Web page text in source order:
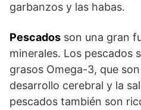
garbanzos y las habas.
Pescados son una gran
minerales. Los pescados
grasos Omega-3, que
desarrollo cerebral y la
pescados también son